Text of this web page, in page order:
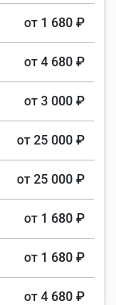
от 1 680 ₽
от 4 680 ₽
от 3 000 ₽
от 25 000 ₽
от 25 000 ₽
от 1 680 ₽
от 1 680 ₽
от 4 680 ₽